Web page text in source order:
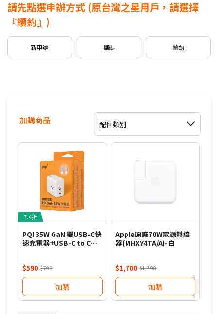
請先點選申辦方式 (原台灣之星用戶，請選擇
『續約』)
新申辦 攜碼 續約
加購商品 配件類別
7.4折
PQI 35W GaN 雙USB-C快
速充電器+USB-C to C編
$590 $799
加購
Apple原廠70W電源轉接
器(MHXY4TA/A)-白
$1,700 $1,790
加購